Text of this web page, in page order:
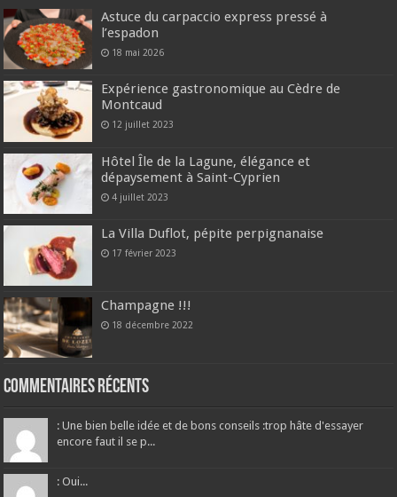
Astuce du carpaccio express pressé à
l’espadon
18 mai 2026
Expérience gastronomique au Cèdre de
Montcaud
12 juillet 2023
Hôtel Île de la Lagune, élégance et
dépaysement à Saint-Cyprien
4 juillet 2023
La Villa Duflot, pépite perpignanaise
17 février 2023
Champagne !!!
18 décembre 2022
Commentaires récents
: Une bien belle idée et de bons conseils :trop hâte d'essayer
encore faut il se p...
: Oui...